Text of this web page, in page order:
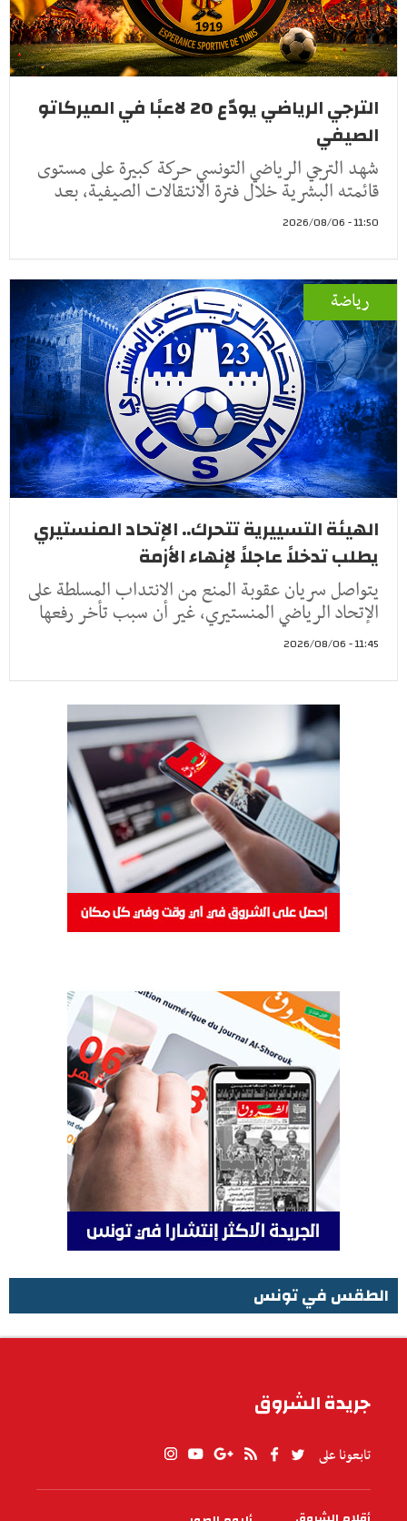
الترجي الرياضي يودّع 20 لاعبًا في الميركاتو
الصيفي
شهد الترجي الرياضي التونسي حركة كبيرة على مستوى
قائمته البشرية خلال فترة الانتقالات الصيفية، بعد
11:50 - 2026/08/06
رياضة
الهيئة التسييرية تتحرك.. الإتحاد المنستيري
يطلب تدخلاً عاجلاً لإنهاء الأزمة
يتواصل سريان عقوبة المنع من الانتداب المسلطة على
الإتحاد الرياضي المنستيري، غير أن سبب تأخر رفعها
11:45 - 2026/08/06
الطقس في تونس
جريدة الشروق
تابعونا على